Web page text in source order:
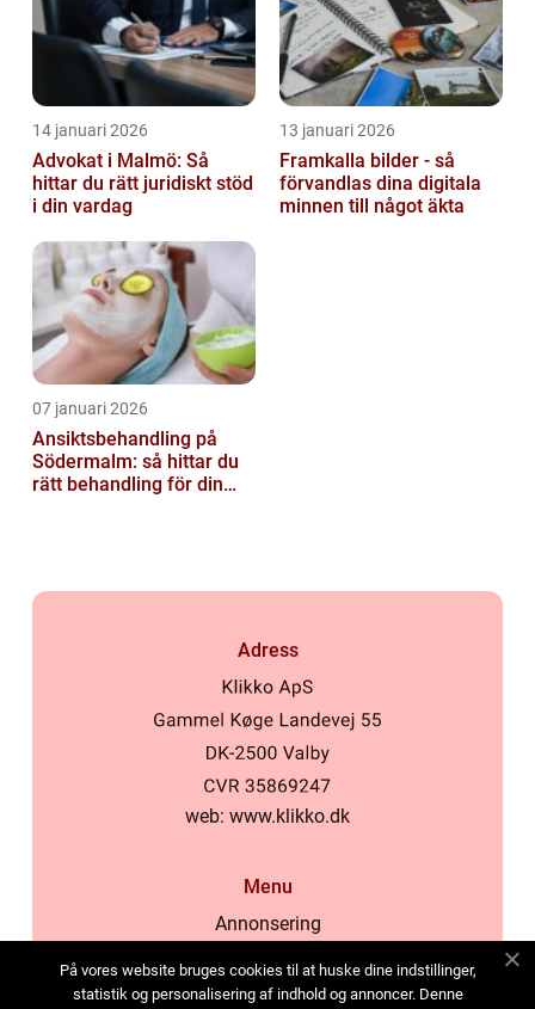
14 januari 2026
Advokat i Malmö: Så
hittar du rätt juridiskt stöd
i din vardag
13 januari 2026
Framkalla bilder - så
förvandlas dina digitala
minnen till något äkta
07 januari 2026
Ansiktsbehandling på
Södermalm: så hittar du
rätt behandling för din
Adress
web: www.klikko.dk
Menu
Annonsering
Cookies
På vores website bruges cookies til at huske dine indstillinger,
statistik og personalisering af indhold og annoncer. Denne